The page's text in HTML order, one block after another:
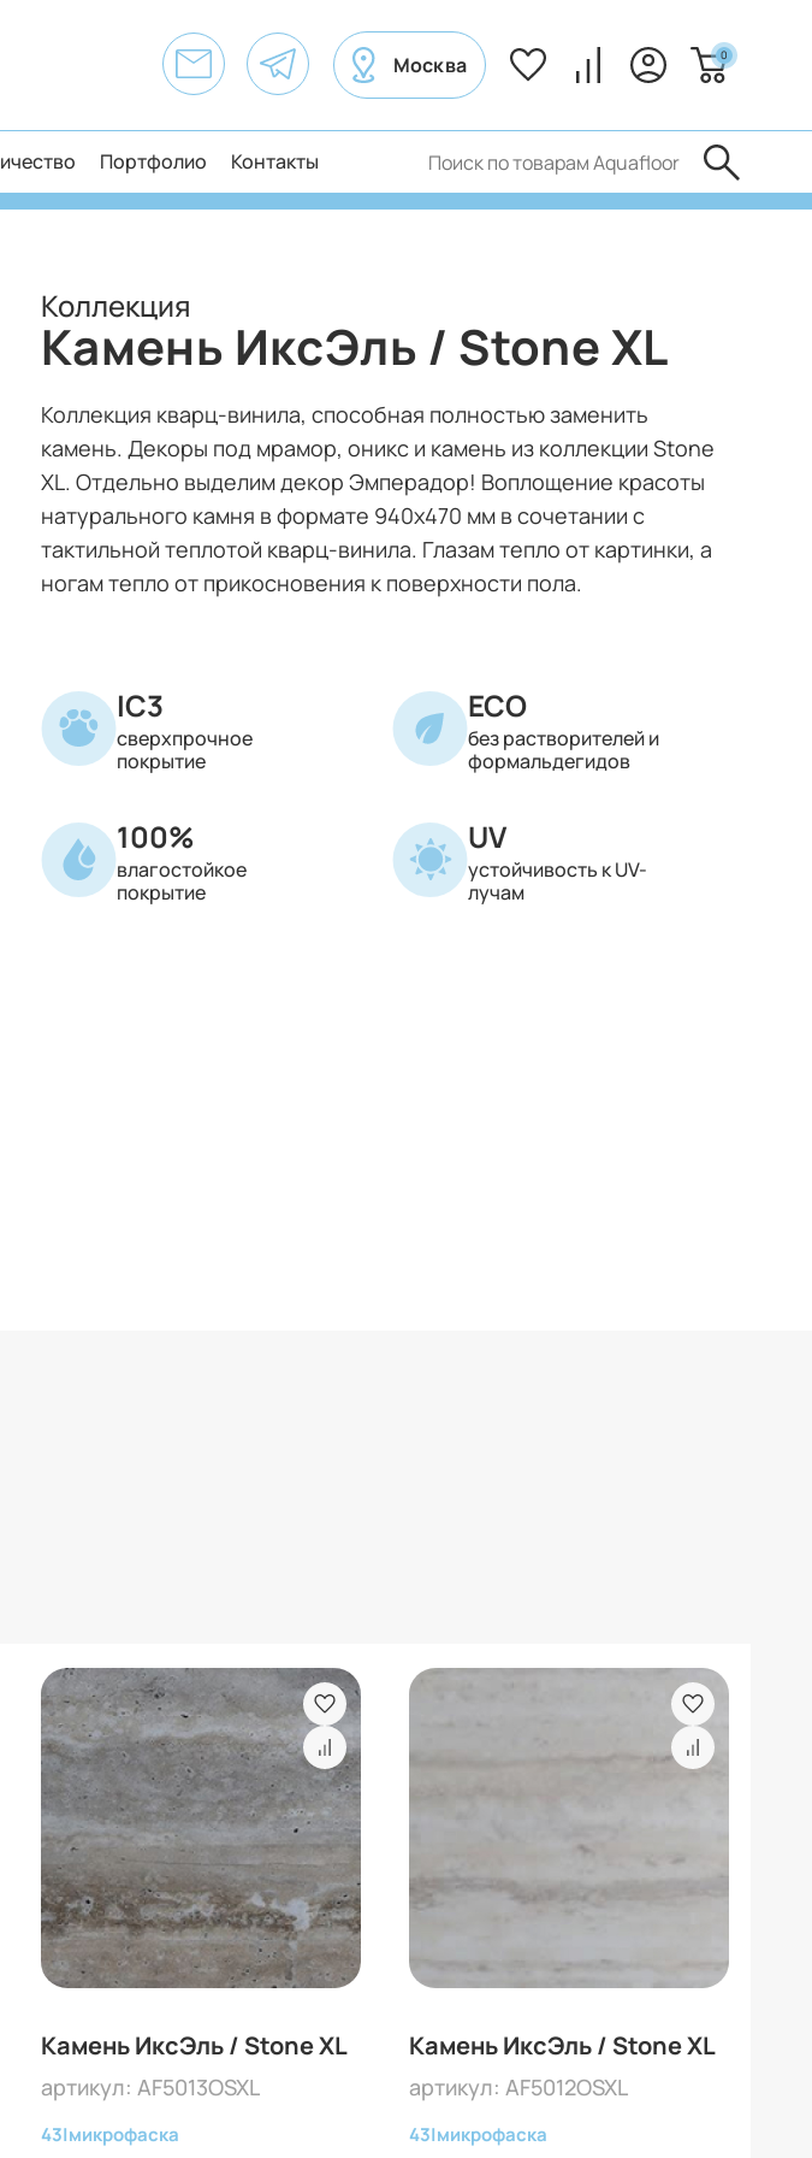
Москва 0
Портфолио Контакты
Коллекция
Камень ИксЭль / Stone XL
Коллекция кварц-винила, способная полностью заменить
камень. Декоры под мрамор, оникс и камень из коллекции Stone
XL. Отдельно выделим декор Эмперадор! Воплощение красоты
натурального камня в формате 940х470 мм в сочетании с
тактильной теплотой кварц-винила. Глазам тепло от картинки, а
ногам тепло от прикосновения к поверхности пола.
IC3
сверхпрочное
покрытие
100%
влагостойкое
покрытие
ECO
без растворителей и
формальдегидов
UV
устойчивость к UV-
лучам
Камень ИксЭль / Stone XL
артикул: AF5013OSXL
43|микрофаска
Камень ИксЭль / Stone XL
артикул: AF5012OSXL
43|микрофаска